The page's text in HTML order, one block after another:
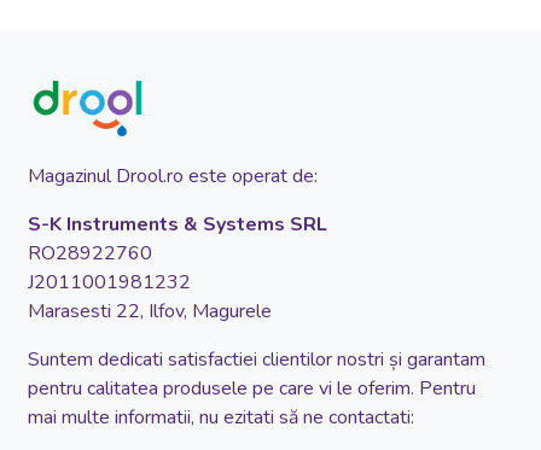
Magazinul Drool.ro este operat de:
S-K Instruments & Systems SRL
RO28922760
J2011001981232
Marasesti 22, Ilfov, Magurele
Suntem dedicati satisfactiei clientilor nostri și garantam
pentru calitatea produsele pe care vi le oferim. Pentru
mai multe informatii, nu ezitati să ne contactati: